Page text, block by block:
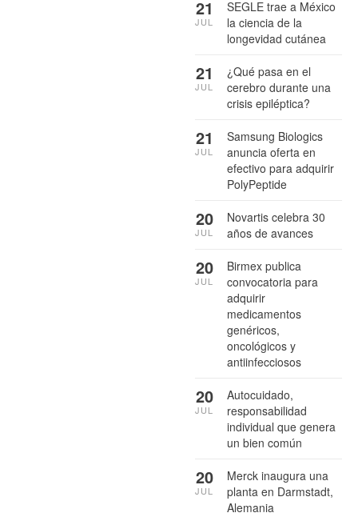
SEGLE trae a México
la ciencia de la
longevidad cutánea
21
JUL
¿Qué pasa en el
cerebro durante una
crisis epiléptica?
21
JUL
Samsung Biologics
anuncia oferta en
efectivo para adquirir
PolyPeptide
21
JUL
Novartis celebra 30
años de avances
20
JUL
Birmex publica
convocatoria para
adquirir
medicamentos
genéricos,
oncológicos y
antiinfecciosos
20
JUL
Autocuidado,
responsabilidad
individual que genera
un bien común
20
JUL
Merck inaugura una
planta en Darmstadt,
Alemania
20
JUL